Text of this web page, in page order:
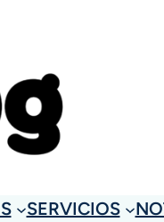
SERVICIOS